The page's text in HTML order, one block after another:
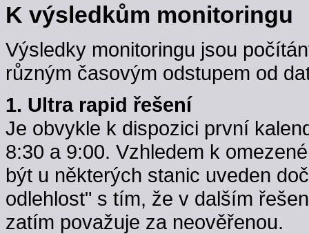
K výsledkům monitoringu
Výsledky monitoringu jsou
různým časovým odstupem od
1. Ultra rapid řešení
Je obvykle k dispozici první
8:30 a 9:00. Vzhledem k
být u některých stanic uveden
odlehlost" s tím, že v dalším
zatím považuje za neověřenou.